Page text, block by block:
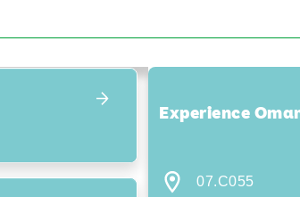
Experience
07.C055